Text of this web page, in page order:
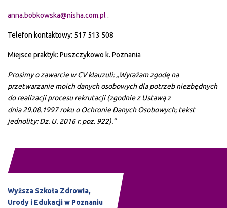
anna.bobkowska@nisha.com.pl .
Telefon kontaktowy: 517 513 508
Miejsce praktyk: Puszczykowo k. Poznania
Prosimy o zawarcie w CV klauzuli: „Wyrażam zgodę na
przetwarzanie moich danych osobowych dla potrzeb niezbędnych
do realizacji procesu rekrutacji (zgodnie z Ustawą z
dnia 29.08.1997 roku o Ochronie Danych Osobowych; tekst
jednolity: Dz. U. 2016 r. poz. 922).”
Wyższa Szkoła Zdrowia,
Urody i Edukacji w Poznaniu